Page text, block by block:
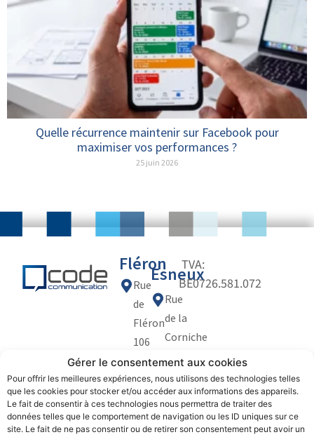
Gérer le consentement aux cookies
Pour offrir les meilleures expériences, nous utilisons des technologies telles
que les cookies pour stocker et/ou accéder aux informations des appareils.
Le fait de consentir à ces technologies nous permettra de traiter des
données telles que le comportement de navigation ou les ID uniques sur ce
site. Le fait de ne pas consentir ou de retirer son consentement peut avoir un
Quelle récurrence maintenir sur Facebook pour
maximiser vos performances ?
25 juin 2026
Fléron
Rue
de
Fléron
106
4623
Magnée
(Fléron)
+32
Esneux
Rue
de la
Corniche
4130
Esneux
(Tilff)
+32
TVA:
BE0726.581.072
Politique
de
confidentialité
des
cookies